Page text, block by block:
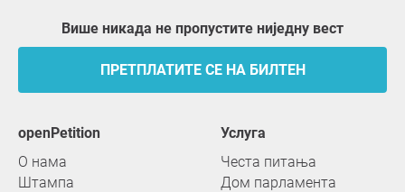
Више никада не пропустите ниједну вест
ПРЕТПЛАТИТЕ СЕ НА БИЛТЕН
openPetition
О нама
Штампа
услуга
Честа питања
Дом парламента